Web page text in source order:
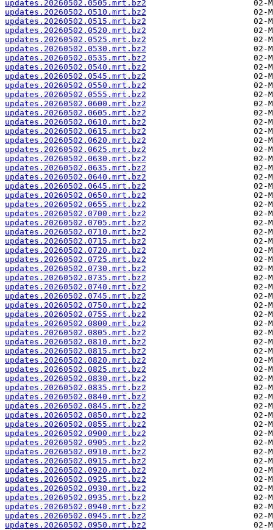
updates.20260502.0505.mrt.bz2
updates.20260502.0510.mrt.bz2
updates.20260502.0515.mrt.bz2
updates.20260502.0520.mrt.bz2
updates.20260502.0525.mrt.bz2
updates.20260502.0530.mrt.bz2
updates.20260502.0535.mrt.bz2
updates.20260502.0540.mrt.bz2
updates.20260502.0545.mrt.bz2
updates.20260502.0550.mrt.bz2
updates.20260502.0555.mrt.bz2
updates.20260502.0600.mrt.bz2
updates.20260502.0605.mrt.bz2
updates.20260502.0610.mrt.bz2
updates.20260502.0615.mrt.bz2
updates.20260502.0620.mrt.bz2
updates.20260502.0625.mrt.bz2
updates.20260502.0630.mrt.bz2
updates.20260502.0635.mrt.bz2
updates.20260502.0640.mrt.bz2
updates.20260502.0645.mrt.bz2
updates.20260502.0650.mrt.bz2
updates.20260502.0655.mrt.bz2
updates.20260502.0700.mrt.bz2
updates.20260502.0705.mrt.bz2
updates.20260502.0710.mrt.bz2
updates.20260502.0715.mrt.bz2
updates.20260502.0720.mrt.bz2
updates.20260502.0725.mrt.bz2
updates.20260502.0730.mrt.bz2
updates.20260502.0735.mrt.bz2
updates.20260502.0740.mrt.bz2
updates.20260502.0745.mrt.bz2
updates.20260502.0750.mrt.bz2
updates.20260502.0755.mrt.bz2
updates.20260502.0800.mrt.bz2
updates.20260502.0805.mrt.bz2
updates.20260502.0810.mrt.bz2
updates.20260502.0815.mrt.bz2
updates.20260502.0820.mrt.bz2
updates.20260502.0825.mrt.bz2
updates.20260502.0830.mrt.bz2
updates.20260502.0835.mrt.bz2
updates.20260502.0840.mrt.bz2
updates.20260502.0845.mrt.bz2
updates.20260502.0850.mrt.bz2
updates.20260502.0855.mrt.bz2
updates.20260502.0900.mrt.bz2
updates.20260502.0905.mrt.bz2
updates.20260502.0910.mrt.bz2
updates.20260502.0915.mrt.bz2
updates.20260502.0920.mrt.bz2
updates.20260502.0925.mrt.bz2
updates.20260502.0930.mrt.bz2
updates.20260502.0935.mrt.bz2
updates.20260502.0940.mrt.bz2
updates.20260502.0945.mrt.bz2
updates.20260502.0950.mrt.bz2